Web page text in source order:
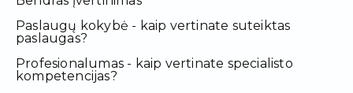
Paslaugų kokybė - kaip vertinate suteiktas
paslaugas?
Profesionalumas - kaip vertinate specialisto
kompetencijas?